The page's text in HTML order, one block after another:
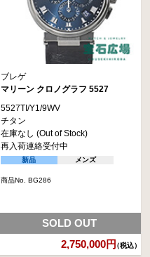
ブレゲ
マリーン クロノグラフ 5527
5527TI/Y1/9WV
チタン
在庫なし (Out of Stock)
再入荷連絡受付中
新品 メンズ
商品No. BG286
2,750,000円（税込）
SOLD OUT